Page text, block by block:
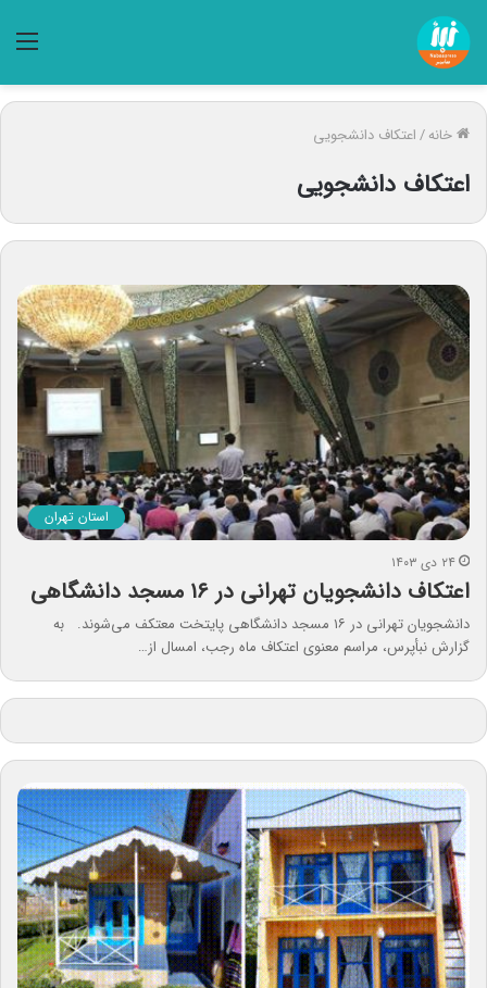
خانه/اعتکاف دانشجویی
اعتکاف دانشجویی
استان تهران
۲۴ دی ۱۴۰۳
اعتکاف دانشجویان تهرانی در ۱۶ مسجد دانشگاهی
دانشجویان تهرانی در ۱۶ مسجد دانشگاهی پایتخت معتکف می‌شوند. به
گزارش نبأپرس، مراسم معنوی اعتکاف ماه‌ رجب، امسال از…